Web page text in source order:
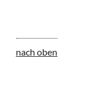
nach oben